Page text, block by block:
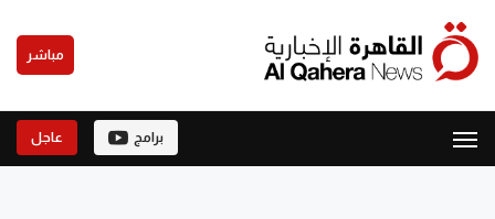
مباشر
برامج عاجل